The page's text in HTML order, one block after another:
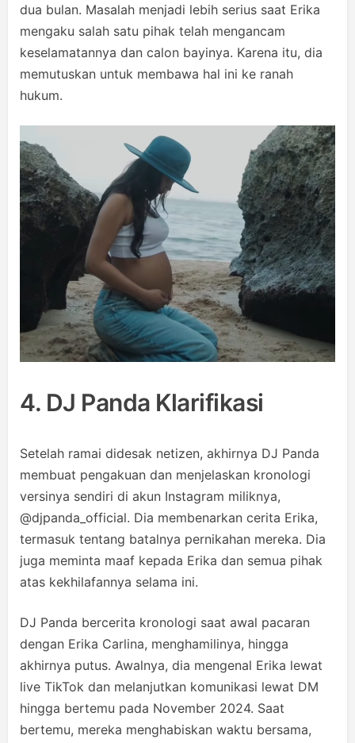
dua bulan. Masalah menjadi lebih serius saat Erika
mengaku salah satu pihak telah mengancam
keselamatannya dan calon bayinya. Karena itu, dia
memutuskan untuk membawa hal ini ke ranah
hukum.
4. DJ Panda Klarifikasi
Setelah ramai didesak netizen, akhirnya DJ Panda
membuat pengakuan dan menjelaskan kronologi
versinya sendiri di akun Instagram miliknya,
@djpanda_official. Dia membenarkan cerita Erika,
termasuk tentang batalnya pernikahan mereka. Dia
juga meminta maaf kepada Erika dan semua pihak
atas kekhilafannya selama ini.
DJ Panda bercerita kronologi saat awal pacaran
dengan Erika Carlina, menghamilinya, hingga
akhirnya putus. Awalnya, dia mengenal Erika lewat
live TikTok dan melanjutkan komunikasi lewat DM
hingga bertemu pada November 2024. Saat
bertemu, mereka menghabiskan waktu bersama,